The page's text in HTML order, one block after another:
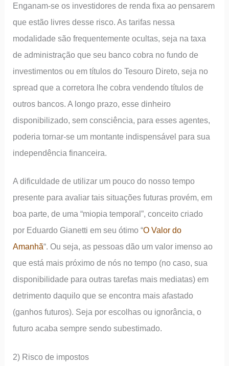
Enganam-se os investidores de renda fixa ao pensarem
que estão livres desse risco. As tarifas nessa
modalidade são frequentemente ocultas, seja na taxa
de administração que seu banco cobra no fundo de
investimentos ou em títulos do Tesouro Direto, seja no
spread que a corretora lhe cobra vendendo títulos de
outros bancos. A longo prazo, esse dinheiro
disponibilizado, sem consciência, para esses agentes,
poderia tornar-se um montante indispensável para sua
independência financeira.
A dificuldade de utilizar um pouco do nosso tempo
presente para avaliar tais situações futuras provém, em
boa parte, de uma “miopia temporal”, conceito criado
por Eduardo Gianetti em seu ótimo “O Valor do
Amanhã“. Ou seja, as pessoas dão um valor imenso ao
que está mais próximo de nós no tempo (no caso, sua
disponibilidade para outras tarefas mais mediatas) em
detrimento daquilo que se encontra mais afastado
(ganhos futuros). Seja por escolhas ou ignorância, o
futuro acaba sempre sendo subestimado.
2) Risco de impostos